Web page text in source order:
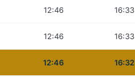
12:46 16:33
12:46 16:33
12:46 16:32